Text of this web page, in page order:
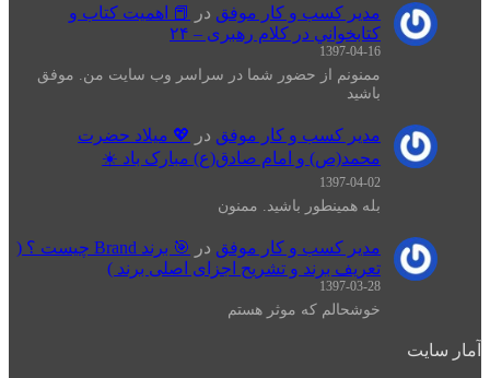
مدیر کسب و کار موفقدر 📕 اهميت كتاب و
كتابخواني در كلام رهبری – ۲۴
ممنونم از حضور شما در سراسر وب سایت من. موفق
مدیر کسب و کار موفقدر 💖 میلاد حضرت
محمد(ص) و امام صادق(ع) مبارک باد ☀️
بله همینطور باشید. ممنون
مدیر کسب و کار موفقدر
🎯 برند Brand چیست ؟ (
تعریف برند و تشریح اجزای اصلی برند )
1397-03-28
خوشحالم که موثر هستم